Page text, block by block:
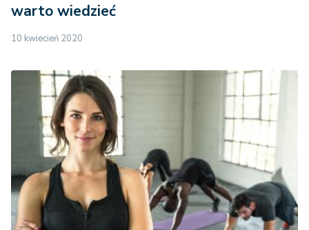
warto wiedzieć
10 kwiecień 2020